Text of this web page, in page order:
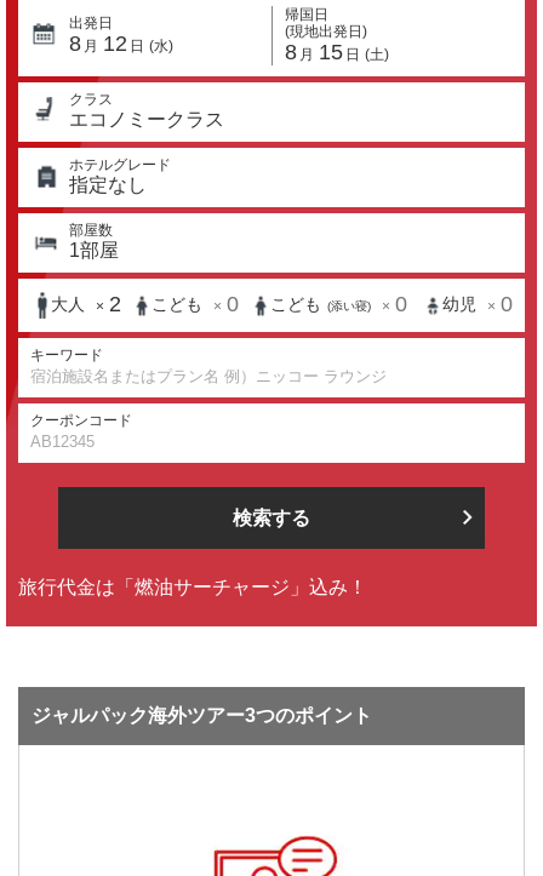
出発日
8 月 12 日 (水)
帰国日
(現地出発日)
8 月 15 日 (土)
クラス
エコノミークラス
ホテルグレード
指定なし
部屋数
1部屋
大人 × 2 こども × 0 こども (添い寝) × 0 幼児 × 0
キーワード
クーポンコード
検索する
旅行代金は「燃油サーチャージ」込み！
ジャルパック海外ツアー3つのポイント